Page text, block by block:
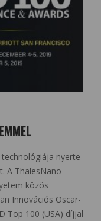
nyerte
A ThalesNano
közös
Innovációs Oscar-
Top 100 (USA) díjjal